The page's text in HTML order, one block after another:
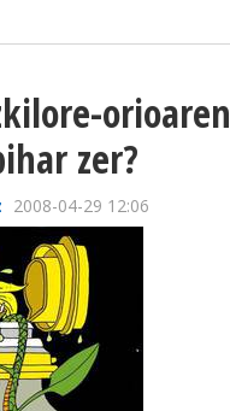
orioaren
zer?
2008-04-29 12:06